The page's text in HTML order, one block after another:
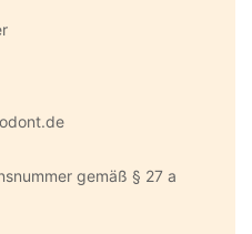
gemäß § 27 a